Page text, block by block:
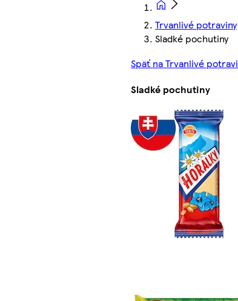
Trvanlivé potraviny
Sladké pochutiny
Späť na Trvanlivé
Sladké pochutiny